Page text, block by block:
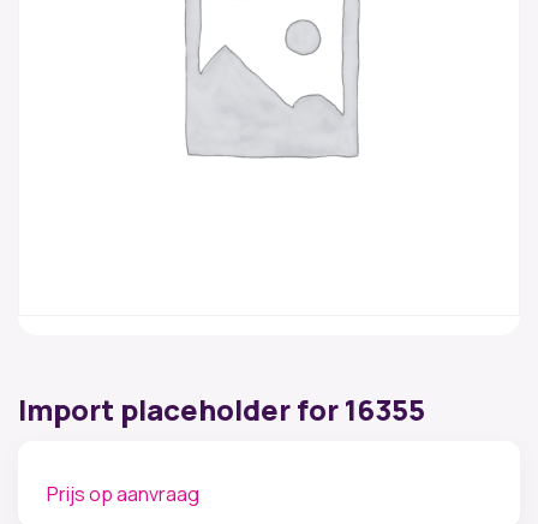
Import placeholder for 16355
Prijs op aanvraag